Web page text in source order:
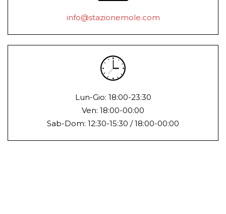
info@stazionemole.com
Lun-Gio: 18:00-23:30
Ven: 18:00-00:00
Sab-Dom: 12:30-15:30 / 18:00-00:00